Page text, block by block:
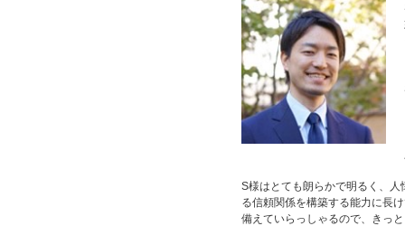
S様はとても朗らかで明るく、
る信頼関係を構築する能力に長
備えていらっしゃるので、きっ